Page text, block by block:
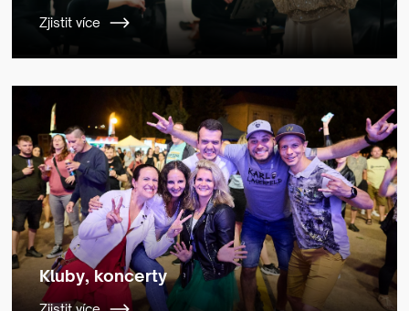
Zjistit více
Kluby, koncerty